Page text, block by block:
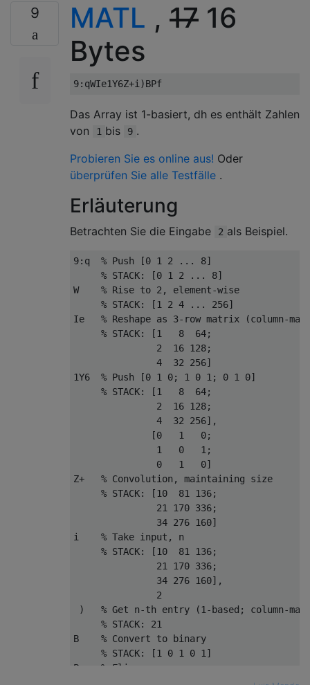
9 MATL , 17 16
Bytes
Das Array ist 1-basiert, dh es enthält Zahlen
von
1 bis 9 .
Probieren Sie es online aus! Oder
überprüfen Sie alle Testfälle .
Erläuterung
Betrachten Sie die Eingabe 2 als Beispiel.
9:q  % Push [0 1 2 ... 8]
     % STACK: [0 1 2 ... 8]
W    % Rise to 2, element-wise
     % STACK: [1 2 4 ... 256]
Ie   % Reshape as 3-row matrix (column-
     % STACK: [1   8  64;
               2  16 128;
               4  32 256]
1Y6  % Push [0 1 0; 1 0 1; 0 1 0]
     % STACK: [1   8  64;
               2  16 128;
               4  32 256],
              [0   1   0;
               1   0   1;
               0   1   0]
Z+   % Convolution, maintaining size
     % STACK: [10  81 136;
               21 170 336;
               34 276 160]
i    % Take input, n
     % STACK: [10  81 136;
               21 170 336;
               34 276 160],
               2
)   % Get n-th entry (1-based; column-
     % STACK: 21
B    % Convert to binary
     % STACK: [1 0 1 0 1]
P    % Flip